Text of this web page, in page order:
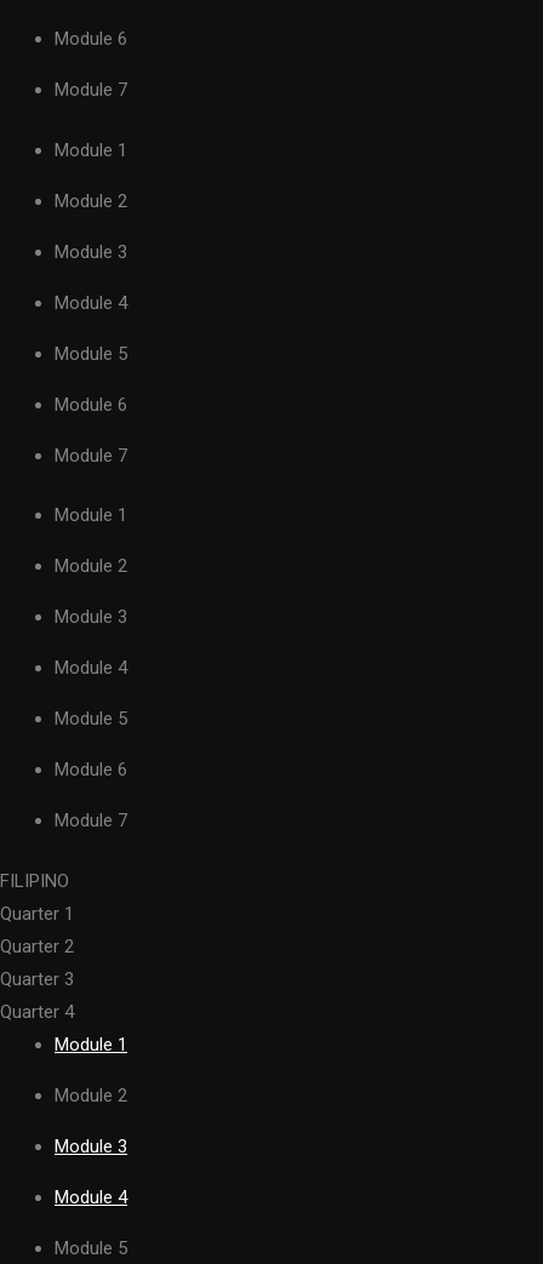
Module 6
Module 7
Module 1
Module 2
Module 3
Module 4
Module 5
Module 6
Module 7
Module 1
Module 2
Module 3
Module 4
Module 5
Module 6
Module 7
FILIPINO
Quarter 1
Quarter 2
Quarter 3
Quarter 4
Module 1
Module 2
Module 3
Module 4
Module 5